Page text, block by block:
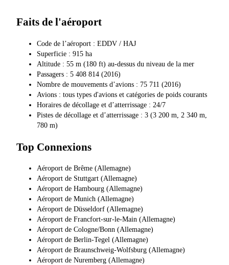
Faits de l'aéroport
Code de l’aéroport : EDDV / HAJ
Superficie : 915 ha
Altitude : 55 m (180 ft) au-dessus du niveau de la mer
Passagers : 5 408 814 (2016)
Nombre de mouvements d’avions : 75 711 (2016)
Avions : tous types d'avions et catégories de poids courants
Horaires de décollage et d’atterrissage : 24/7
Pistes de décollage et d’atterrissage : 3 (3 200 m, 2 340 m,
780 m)
Top Connexions
Aéroport de Brême (Allemagne)
Aéroport de Stuttgart (Allemagne)
Aéroport de Hambourg (Allemagne)
Aéroport de Munich (Allemagne)
Aéroport de Düsseldorf (Allemagne)
Aéroport de Francfort-sur-le-Main (Allemagne)
Aéroport de Cologne/Bonn (Allemagne)
Aéroport de Berlin-Tegel (Allemagne)
Aéroport de Braunschweig-Wolfsburg (Allemagne)
Aéroport de Nuremberg (Allemagne)